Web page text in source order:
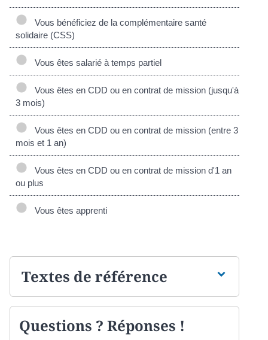
Vous bénéficiez de la complémentaire santé
solidaire (CSS)
Vous êtes salarié à temps partiel
Vous êtes en CDD ou en contrat de mission (jusqu'à
3 mois)
Vous êtes en CDD ou en contrat de mission (entre 3
mois et 1 an)
Vous êtes en CDD ou en contrat de mission d'1 an
ou plus
Vous êtes apprenti
Textes de référence
Questions ? Réponses !